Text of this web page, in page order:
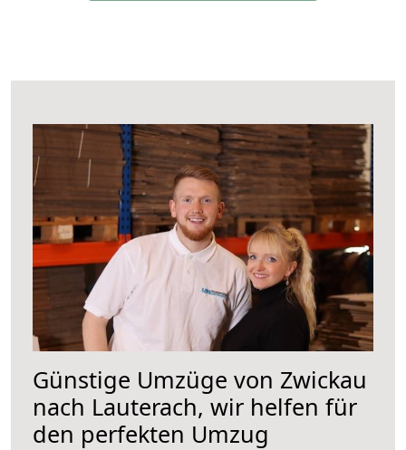
Günstige Umzüge von Zwickau
nach Lauterach, wir helfen für
den perfekten Umzug